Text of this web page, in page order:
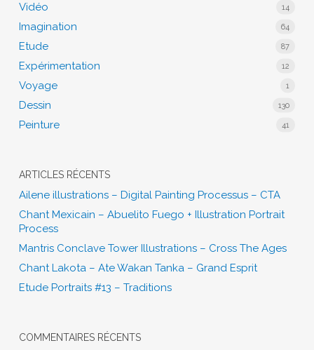
Vidéo 14
Imagination 64
Etude 87
Expérimentation 12
Voyage 1
Dessin 130
Peinture 41
ARTICLES RÉCENTS
Ailene illustrations – Digital Painting Processus – CTA
Chant Mexicain – Abuelito Fuego + Illustration Portrait
Process
Mantris Conclave Tower Illustrations – Cross The Ages
Chant Lakota – Ate Wakan Tanka – Grand Esprit
Etude Portraits #13 – Traditions
COMMENTAIRES RÉCENTS